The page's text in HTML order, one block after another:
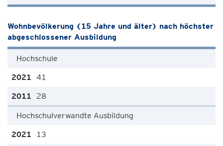
Wohnbevölkerung (15 Jahre und älter) nach höchster
abgeschlossener Ausbildung
Hochschule
41
28
Hochschulverwandte Ausbildung
13